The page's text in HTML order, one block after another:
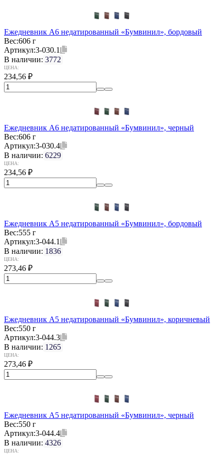
Ежедневник А6 недатированный «Бумвинил», бордовый
Вес:606 г
Артикул:3-030.1
В наличии: 3772
ЦЕНА:
234,56 ₽
Ежедневник А6 недатированный «Бумвинил», черный
Вес:606 г
Артикул:3-030.4
В наличии: 6229
ЦЕНА:
234,56 ₽
Ежедневник А5 недатированный «Бумвинил», бордовый
Вес:555 г
Артикул:3-044.1
В наличии: 1836
ЦЕНА:
273,46 ₽
Ежедневник А5 недатированный «Бумвинил», коричневый
Вес:550 г
Артикул:3-044.3
В наличии: 1265
ЦЕНА:
273,46 ₽
Ежедневник А5 недатированный «Бумвинил», черный
Вес:550 г
Артикул:3-044.4
В наличии: 4326
ЦЕНА: